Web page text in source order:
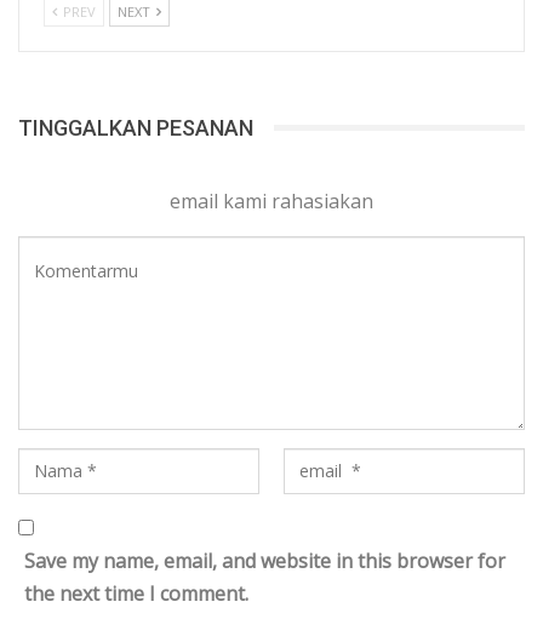
PREV NEXT
TINGGALKAN PESANAN
email kami rahasiakan
Save my name, email, and website in this browser for
the next time I comment.